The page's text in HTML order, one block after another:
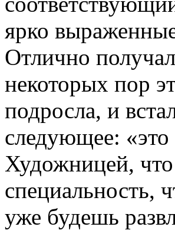
ярко
Отлично
некоторых пор
подросла, и
следующее:
Художницей,
специальность,
уже будешь